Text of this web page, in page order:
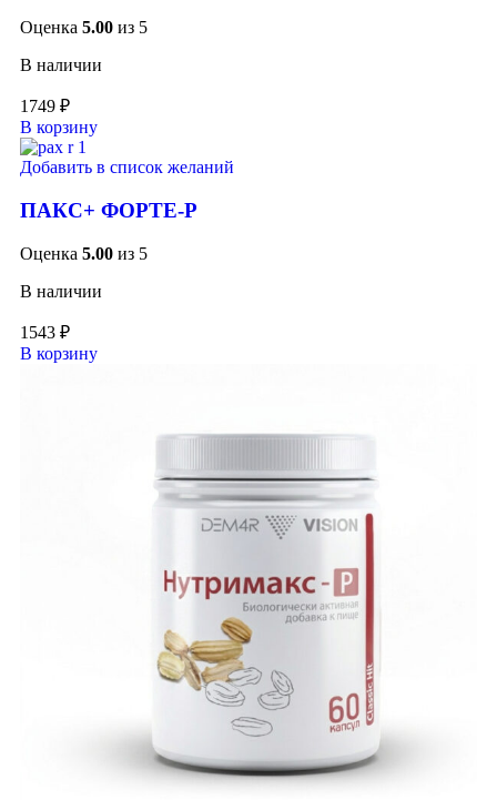
Оценка 5.00 из 5
В наличии
1749 ₽
В корзину
Добавить в список желаний
ПАКС+ ФОРТЕ-Р
Оценка 5.00 из 5
В наличии
1543 ₽
В корзину